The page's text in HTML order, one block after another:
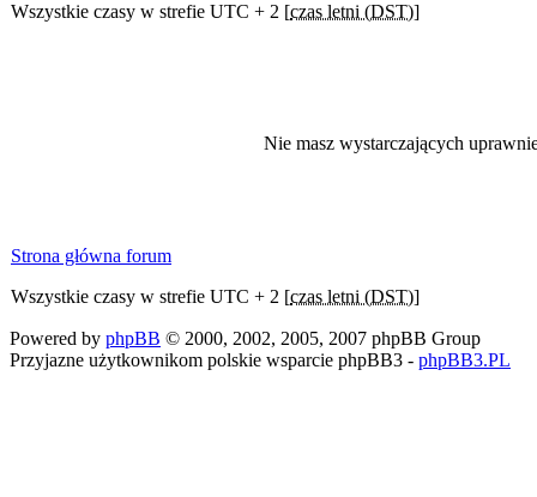
Wszystkie czasy w strefie UTC + 2 [czas letni (DST)]
Nie masz wystarczających
Strona główna forum
Wszystkie czasy w strefie UTC + 2 [czas letni (DST)]
Powered by phpBB © 2000, 2002, 2005, 2007 phpBB Group
Przyjazne użytkownikom polskie wsparcie phpBB3 - phpBB3.PL